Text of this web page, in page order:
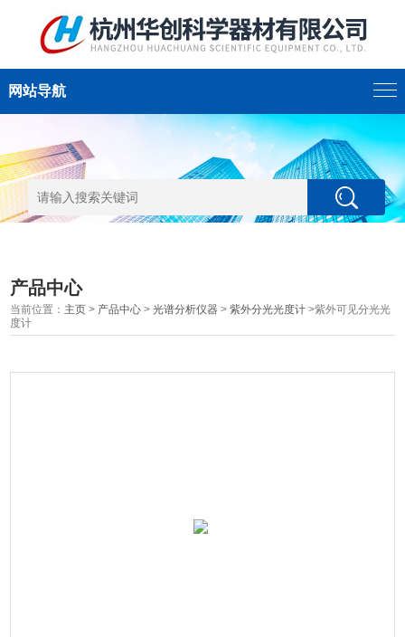
网站导航
产品中心
当前位置： 主页 > 产品中心 >光谱分析仪器 >紫外分光光度计 >紫外可见分光光
度计